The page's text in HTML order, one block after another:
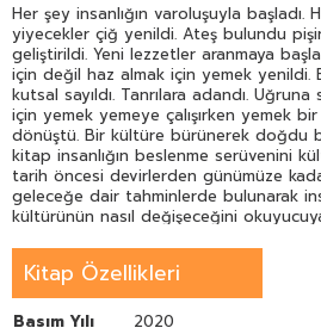
Her şey insanlığın varoluşuyla başladı.
yiyecekler çiğ yenildi. Ateş bulundu
geliştirildi. Yeni lezzetler aranmaya
için değil haz almak için yemek yenildi.
kutsal sayıldı. Tanrılara adandı. Uğruna
için yemek yemeye çalışırken yemek
dönüştü. Bir kültüre bürünerek doğdu
kitap insanlığın beslenme serüvenini
tarih öncesi devirlerden günümüze
geleceğe dair tahminlerde bulunarak
kültürünün nasıl değişeceğini
kitap Gastronomi ve Mutfak Sanatları
meraklılarına yemek kültürünü tüm
okuyuculara hitap eden temel bir
Kitap Özellikleri
Basım Yılı
2020